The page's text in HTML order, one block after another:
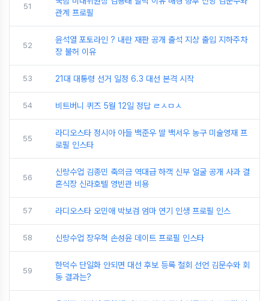
51
관계 프로필
52
윤석열 포토라인 ? 내란 재판 공개 출석 지상 출입 지하주차
장 불허 이유
53 21대 대통령 선거 일정 6.3 대선 본격 시작
54 비트버니 퀴즈 5월 12일 정답 ㄹㅅㅁㅅ
55
라디오스타 정시아 아들 백준우 딸 백서우 농구 미술영재 프
로필 인스타
56
신랑수업 김종민 축의금 역대급 하객 신부 얼굴 공개 사과 결
혼식장 신라호텔 영빈관 비용
57 라디오스타 오민애 박보검 엄마 연기 인생 프로필 인스
58 신랑수업 장우혁 손성윤 데이트 프로필 인스타
59
한덕수 단일화 안되면 대선 후보 등록 철회 선언 김문수와 회
동 결과는?